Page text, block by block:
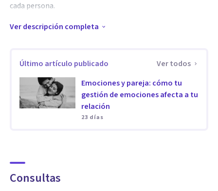
cada persona.
ira, autoconocimiento y dificultades en las relaciones de
pareja. Su enfoque de autoconocimiento integra una
perspectiva transpersonal, orientada a comprender con
mayor profundidad los patrones emocionales, personales y
relacionales de cada persona.
En el ámbito profesional, Rubén acompaña a personas que
desean mejorar competencias como la productividad, la
Ver descripción completa
Último artículo publicado
Ver todos
Emociones y pareja: cómo tu
gestión de emociones afecta a tu
relación
23 días
Consultas